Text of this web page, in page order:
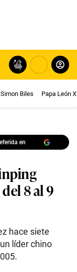
Simon Biles Papa León
en
8 al 9
hace siete
líder chino